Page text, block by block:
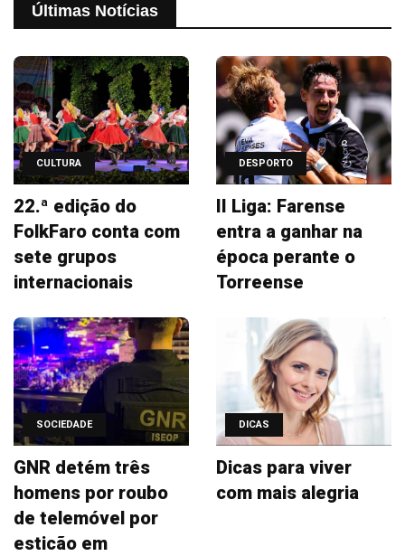
Últimas Notícias
CULTURA
22.ª edição do
FolkFaro conta com
sete grupos
internacionais
DESPORTO
II Liga: Farense
entra a ganhar na
época perante o
Torreense
SOCIEDADE
GNR detém três
homens por roubo
de telemóvel por
esticão em
DICAS
Dicas para viver
com mais alegria